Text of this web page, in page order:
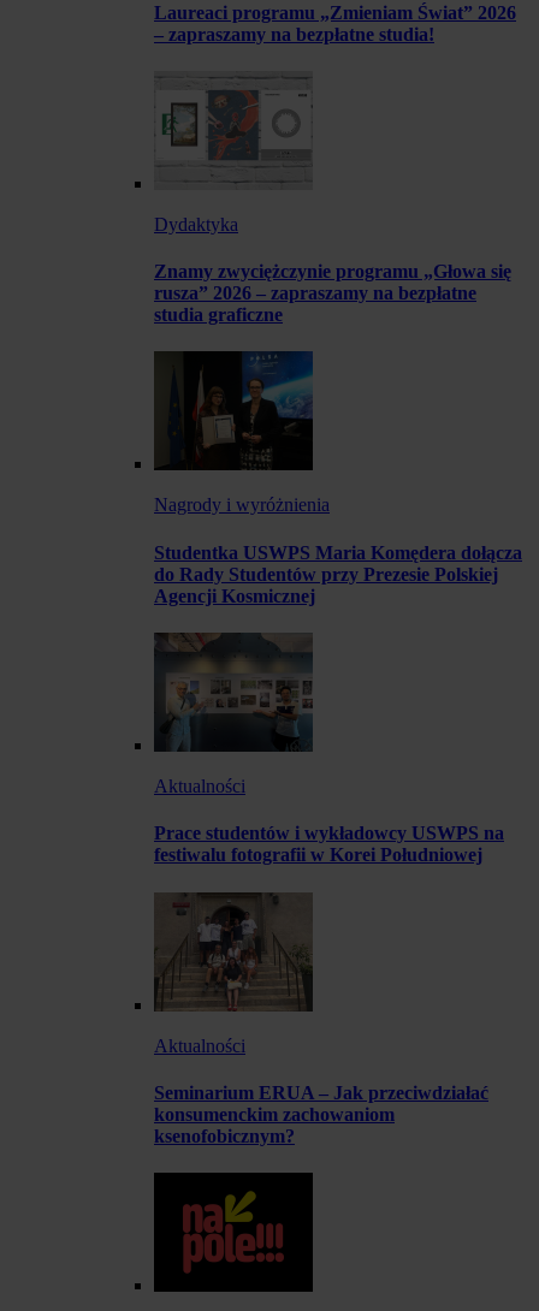
Laureaci programu „Zmieniam Świat” 2026
– zapraszamy na bezpłatne studia!
Dydaktyka
Znamy zwyciężczynie programu „Głowa się
rusza” 2026 – zapraszamy na bezpłatne
studia graficzne
Nagrody i wyróżnienia
Studentka USWPS Maria Komędera dołącza
do Rady Studentów przy Prezesie Polskiej
Agencji Kosmicznej
Aktualności
Prace studentów i wykładowcy USWPS na
festiwalu fotografii w Korei Południowej
Aktualności
Seminarium ERUA – Jak przeciwdziałać
konsumenckim zachowaniom
ksenofobicznym?